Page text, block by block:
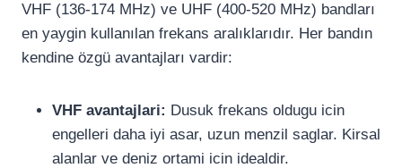
VHF (136-174 MHz) ve UHF (400-520 MHz) bandları
en yaygin kullanılan frekans aralıklarıdır. Her bandın
kendine özgü avantajları vardir:
VHF avantajlari: Dusuk frekans oldugu icin
engelleri daha iyi asar, uzun menzil saglar. Kirsal
alanlar ve deniz ortami icin idealdir.